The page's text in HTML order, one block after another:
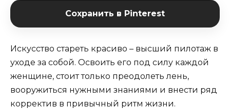
Сохранить в Pinterest
Искусство стареть красиво – высший пилотаж в
уходе за собой. Освоить его под силу каждой
женщине, стоит только преодолеть лень,
вооружиться нужными знаниями и внести ряд
корректив в привычный ритм жизни.